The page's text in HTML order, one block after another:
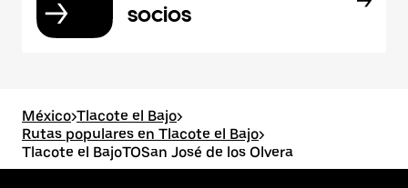
socios
México>Tlacote el Bajo>
Rutas populares en Tlacote el Bajo>
Tlacote el BajoTOSan José de los Olvera